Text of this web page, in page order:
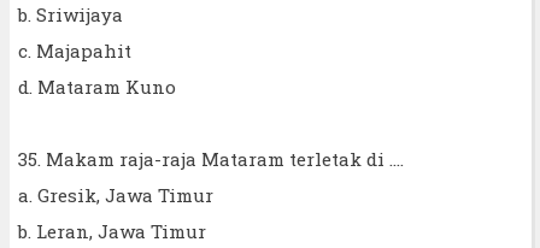
b. Sriwijaya
c. Majapahit
d. Mataram Kuno
35. Makam raja-raja Mataram terletak di ....
a. Gresik, Jawa Timur
b. Leran, Jawa Timur